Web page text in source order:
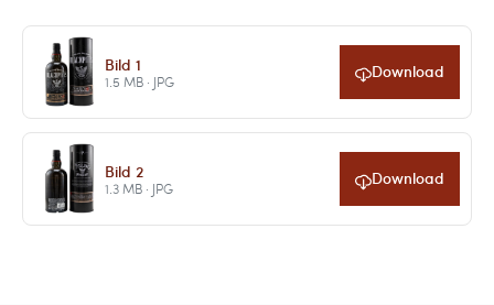
Bild 1
1.5 MB · JPG Download
Bild 2
1.3 MB · JPG Download